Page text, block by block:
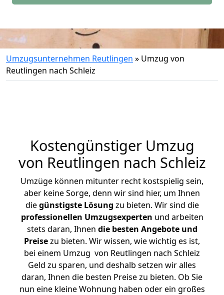
Umzugsunternehmen Reutlingen » Umzug von
Reutlingen nach Schleiz
Kostengünstiger Umzug
von Reutlingen nach Schleiz
Umzüge können mitunter recht kostspielig sein,
aber keine Sorge, denn wir sind hier, um Ihnen
diegünstigste Lösung zu bieten. Wir sind die
professionellen Umzugsexperten und arbeiten
stets daran, Ihnen die besten Angebote und
Preisezu bieten. Wir wissen, wie wichtig es ist,
bei einem Umzug von Reutlingen nach Schleiz
Geld zu sparen, und deshalb setzen wir alles
daran, Ihnen die besten Preise zu bieten. Ob Sie
nun eine kleine Wohnung haben oder ein großes